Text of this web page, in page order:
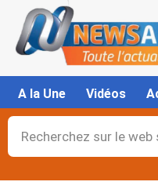
contenu
A la Une Vidéos
Rechercher